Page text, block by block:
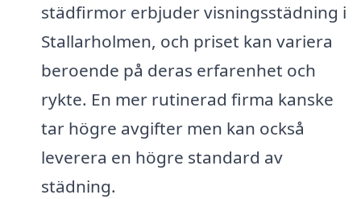
städfirmor erbjuder visningsstädning i
Stallarholmen, och priset kan variera
beroende på deras erfarenhet och
rykte. En mer rutinerad firma kanske
tar högre avgifter men kan också
leverera en högre standard av
städning.